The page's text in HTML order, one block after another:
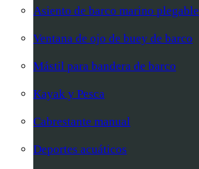
Asiento de barco marino plegable
Ventana de ojo de buey de barco
Mástil para bandera de barco
Kayak y Pesca
Cabrestante manual
Deportes acuáticos